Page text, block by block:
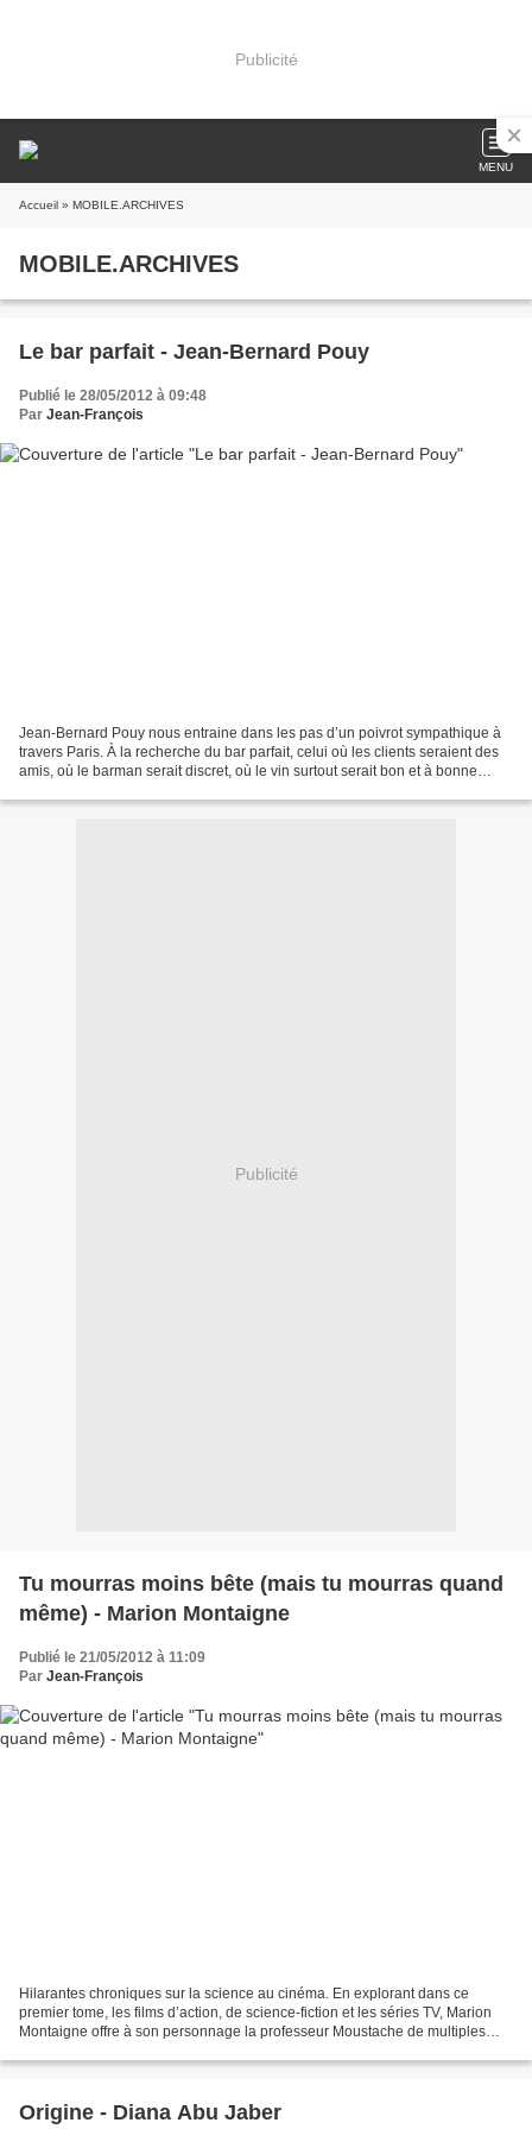
Publicité
MENU
Accueil » MOBILE.ARCHIVES
MOBILE.ARCHIVES
Le bar parfait - Jean-Bernard Pouy
Publié le 28/05/2012 à 09:48
Par Jean-François
Jean-Bernard Pouy nous entraine dans les pas d’un poivrot sympathique à
travers Paris. À la recherche du bar parfait, celui où les clients seraient des
amis, où le barman serait discret, où le vin surtout serait bon et à bonne
Publicité
Tu mourras moins bête (mais tu mourras quand
même) - Marion Montaigne
Publié le 21/05/2012 à 11:09
Par Jean-François
Hilarantes chroniques sur la science au cinéma. En explorant dans ce
premier tome, les films d’action, de science-fiction et les séries TV, Marion
Montaigne offre à son personnage la professeur Moustache de multiples
Origine - Diana Abu Jaber